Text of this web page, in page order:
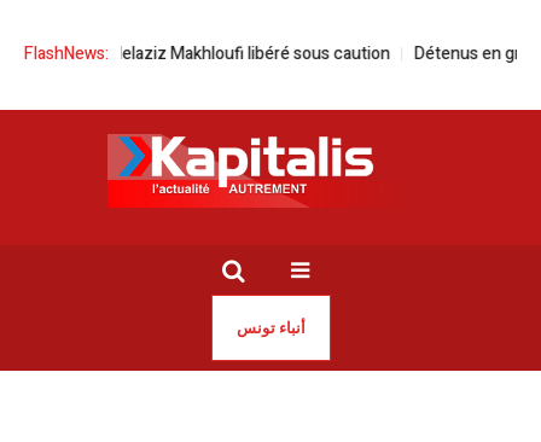
FlashNews:
Abdelaziz Makhloufi libéré sous caution Détenus en grève de
أنباء تونس